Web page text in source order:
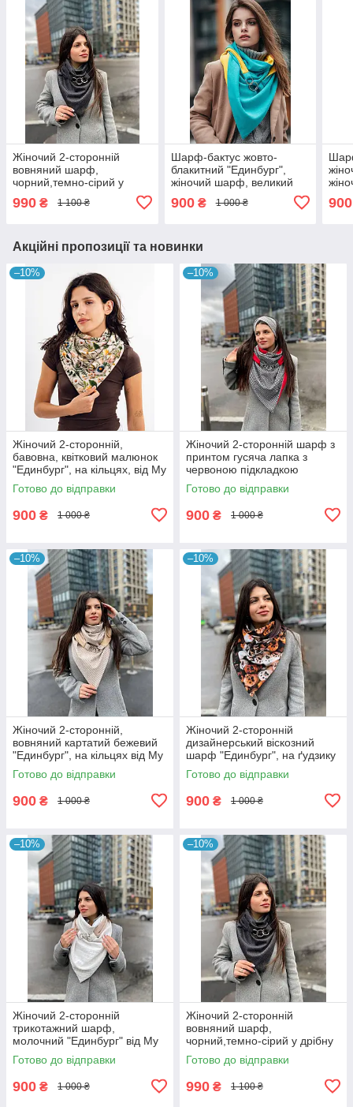
Жіночий 2-сторонній
вовняний шарф,
чорний,темно-сірий у
дрібну смужку "Единбург",
на кільцях, від My scarf
990 ₴ 1 100 ₴
Шарф-бактус жовто-
блакитний "Единбург",
жіночий шарф, великий
900₴ 1 000 ₴ 900
Акційні пропозиції та новинки
–10%
Жіночий 2-сторонній,
бавовна, квітковий малюнок
"Единбург", на кільцях, від My
scarf снуд, бактус
Готово до відправки
900 ₴ 1 000 ₴
–10%
Жіночий 2-сторонній шарф з
принтом гусяча лапка з
червоною підкладкою
"Единбург", на кільцях від My
scarf
Готово до відправки
900 ₴ 1 000 ₴
–10%
Жіночий 2-сторонній,
вовняний картатий бежевий
"Единбург", на кільцях від My
scarf снуд, бактус
Готово до відправки
900 ₴ 1 000 ₴
–10%
Жіночий 2-сторонній
дизайнерський віскозний
шарф "Единбург", на ґудзику
від My scarf з принтом
"Лапки"
Готово до відправки
900 ₴ 1 000 ₴
–10%
Жіночий 2-сторонній
трикотажний шарф,
молочний "Единбург" від My
scarf, на кільцях, снуд, бактус
Готово до відправки
900 ₴ 1 000 ₴
–10%
Жіночий 2-сторонній
вовняний шарф,
чорний,темно-сірий у дрібну
смужку "Единбург", на
кільцях, від My scarf снуд,
Готово до відправки
990 ₴ 1 100 ₴